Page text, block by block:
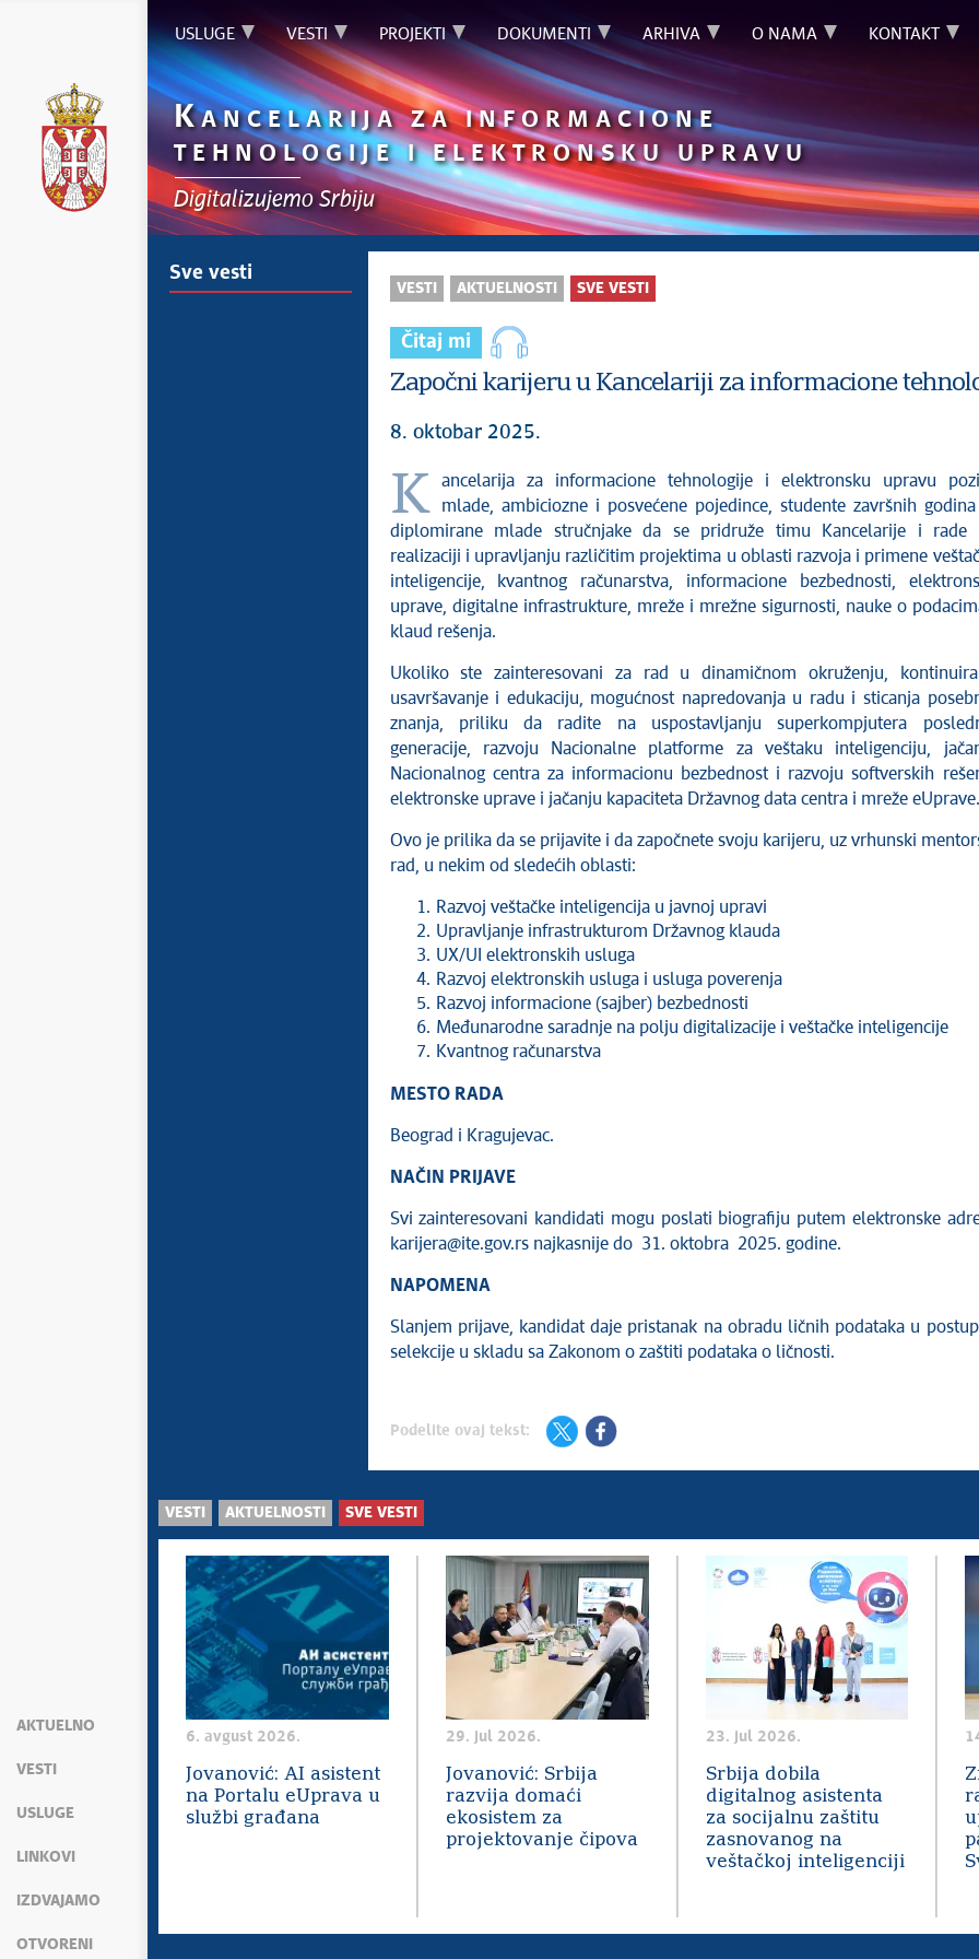
AKTUELNO
VESTI
USLUGE
LINKOVI
IZDVAJAMO
OTVORENI
USLUGE VESTI PROJEKTI DOKUMENTI ARHIVA O NAMA KONTAKT
KANCELARIJA ZA INFORMACIONE
TEHNOLOGIJE I ELEKTRONSKU UPRAVU
Digitalizujemo Srbiju
Sve vesti
VESTI AKTUELNOSTI SVE VESTI
Čitaj mi
Započni karijeru u Kancelariji za informacione
8. oktobar 2025.
Kancelarija za informacione tehnologije i elektronsku upravu poziva
mlade, ambiciozne i posvećene pojedince, studente završnih
diplomirane mlade stručnjake da se pridruže timu Kancelarije i rade
realizaciji i upravljanju različitim projektima u oblasti razvoja i primene
inteligencije, kvantnog računarstva, informacione bezbednosti,
uprave, digitalne infrastrukture, mreže i mrežne sigurnosti, nauke o
klaud rešenja.
Ukoliko ste zainteresovani za rad u dinamičnom okruženju,
usavršavanje i edukaciju, mogućnost napredovanja u radu i sticanja
znanja, priliku da radite na uspostavljanju superkompjutera
generacije, razvoju Nacionalne platforme za veštaku inteligenciju,
Nacionalnog centra za informacionu bezbednost i razvoju softverskih
elektronske uprave i jačanju kapaciteta Državnog data centra i mreže eUprave.
Ovo je prilika da se prijavite i da započnete svoju karijeru, uz vrhunski
rad, u nekim od sledećih oblasti:
Razvoj veštačke inteligencija u javnoj upravi
Upravljanje infrastrukturom Državnog klauda
UX/UI elektronskih usluga
Razvoj elektronskih usluga i usluga poverenja
Razvoj informacione (sajber) bezbednosti
Međunarodne saradnje na polju digitalizacije i veštačke inteligencije
Kvantnog računarstva
MESTO RADA
Beograd i Kragujevac.
NAČIN PRIJAVE
Svi zainteresovani kandidati mogu poslati biografiju putem elektronske
karijera@ite.gov.rs najkasnije do 31. oktobra 2025. godine.
NAPOMENA
Slanjem prijave, kandidat daje pristanak na obradu ličnih podataka u
selekcije u skladu sa Zakonom o zaštiti podataka o ličnosti.
Podelite ovaj tekst:
VESTI AKTUELNOSTI SVE VESTI
6. avgust 2026.
Jovanović: AI asistent
na Portalu eUprava u
službi građana
29. jul 2026.
Jovanović: Srbija
razvija domaći
ekosistem za
projektovanje čipova
23. jul 2026.
Srbija dobila
digitalnog asistenta
za socijalnu zaštitu
zasnovanog na
veštačkoj inteligenciji